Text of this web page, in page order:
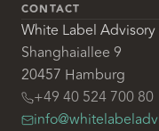
CONTACT
White Label
Shanghaiallee 9
20457 Hamburg
+49 40 524 700 80